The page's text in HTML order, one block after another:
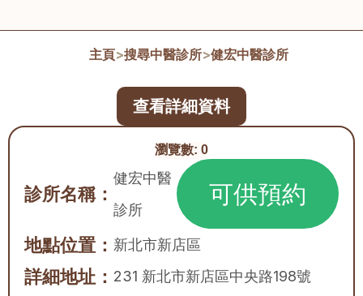
主頁>搜尋中醫診所>健宏中醫診所
瀏覽數: 0
診所名稱：
健宏中醫
診所
可供預約
地點位置： 新北市新店區
詳細地址： 231 新北市新店區中央路198號
查看詳細資料